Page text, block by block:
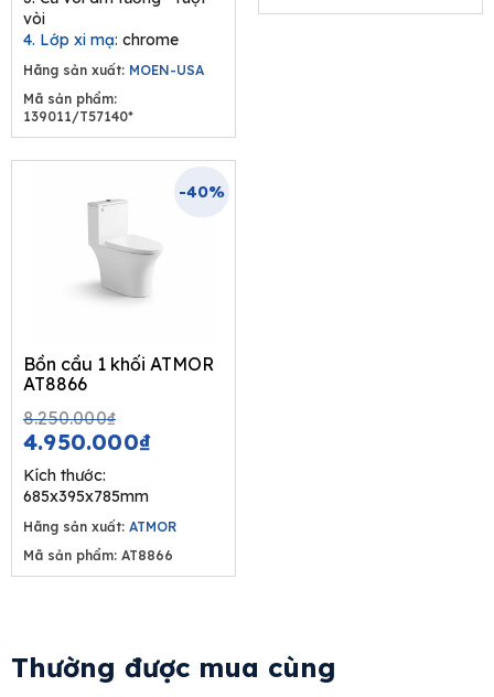
vòi
4. Lớp xi mạ: chrome
Hãng sản xuất: MOEN-USA
Mã sản phẩm:
139011/T57140*
-40%
Bồn cầu 1 khối ATMOR
AT8866
8.250.000₫Original
price
8.250.000₫.
4.950.000₫price
Kích thước:
685x395x785mm
Hãng sản xuất: ATMOR
Mã sản phẩm: AT8866
Thường được mua cùng